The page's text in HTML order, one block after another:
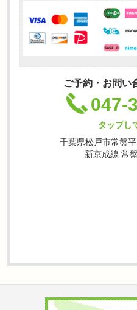
ご予約・お問い
047-
タップし
千葉県松戸市常盤
新京成線 常